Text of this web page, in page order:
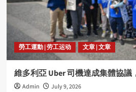
勞工運動 | 劳工运动 文章 | 文章
維多利亞 Uber 司機達成集體協
Admin July 9, 2026